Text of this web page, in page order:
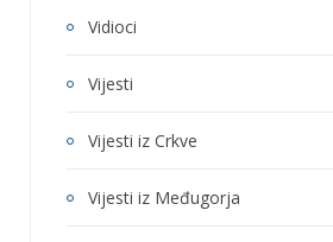
Vidioci
Vijesti
Vijesti iz Crkve
Vijesti iz Međugorja